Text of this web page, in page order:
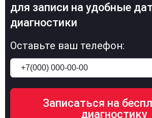
для записи на удобные
диагностики
Оставьте ваш телефон: